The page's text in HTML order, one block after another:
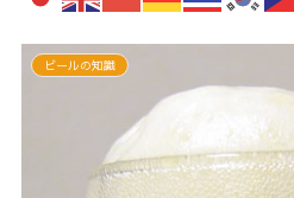
ビールの知識